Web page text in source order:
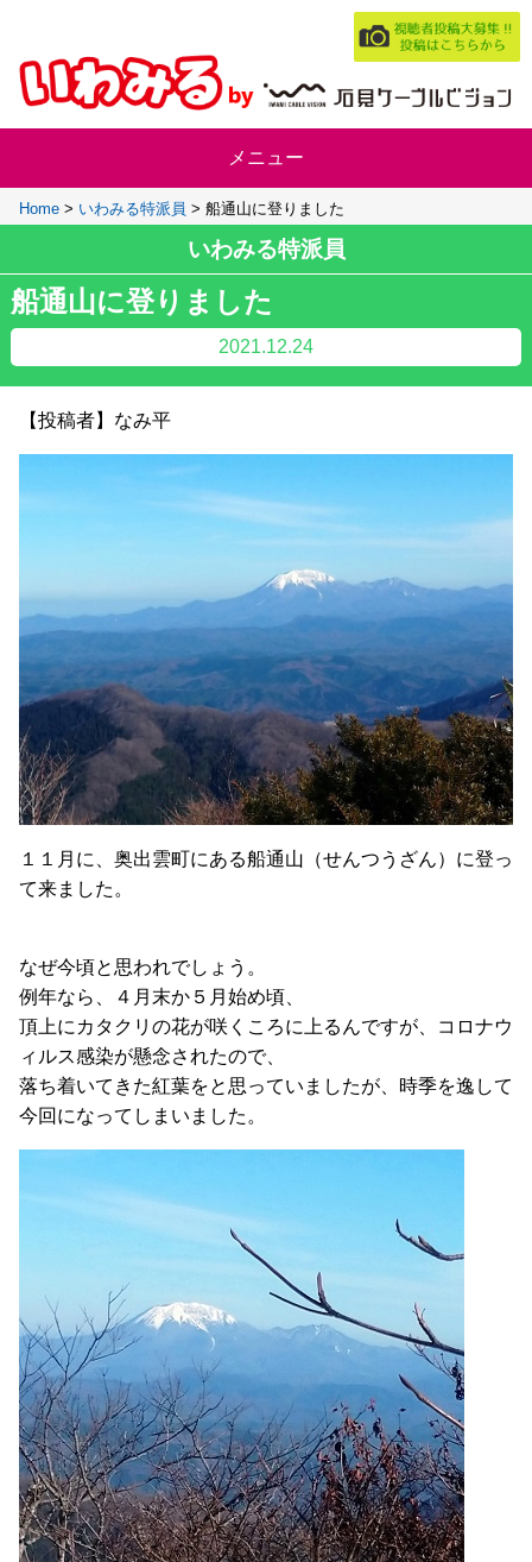
Home > いわみる特派員 > 船通山に登りました
いわみる特派員
船通山に登りました
2021.12.24
【投稿者】なみ平
１１月に、奥出雲町にある船通山（せんつうざん）に登っ
て来ました。
なぜ今頃と思われでしょう。
例年なら、４月末か５月始め頃、
頂上にカタクリの花が咲くころに上るんですが、コロナウ
ィルス感染が懸念されたので、
落ち着いてきた紅葉をと思っていましたが、時季を逸して
今回になってしまいました。